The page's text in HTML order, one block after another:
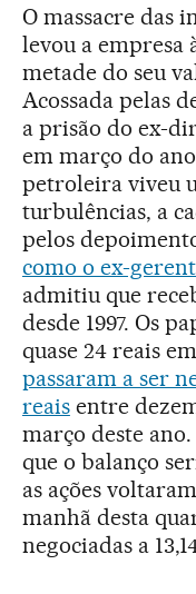
O massacre das
levou a empresa
metade do seu
Acossada pelas
a prisão do ex-
em março do
petroleira viveu
turbulências, a
pelos
como o ex-
admitiu que
desde 1997. Os
quase 24 reais
passaram a ser
reaisentre
março deste
que o balanço
as ações
manhã desta
negociadas a